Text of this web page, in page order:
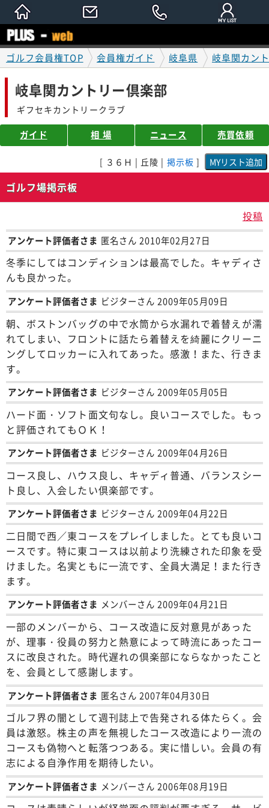
ゴルフ会員権TOP 会員権ガイド 岐阜県 岐阜関カン
岐阜関カントリー倶楽部
ギフセキカントリークラブ
ガイド 相 場 ニュース 売買依頼
[ ３６Ｈ | 丘陵 | 掲示板 ]
ゴルフ場掲示板
投稿
アンケート評価者さま 匿名さん 2010年02月27日
冬季にしてはコンディションは最高でした。キャディさ
んも良かった。
アンケート評価者さま ビジターさん 2009年05月09日
朝、ボストンバッグの中で水筒から水漏れで着替えが濡
れてしまい、フロントに話たら着替えを綺麗にクリーニ
ングしてロッカーに入れてあった。感激！また、行きま
す。
アンケート評価者さま ビジターさん 2009年05月05日
ハード面・ソフト面文句なし。良いコースでした。もっ
と評価されてもＯＫ！
アンケート評価者さま ビジターさん 2009年04月26日
コース良し、ハウス良し、キャディ普通、バランスシー
ト良し、入会したい倶楽部です。
アンケート評価者さま ビジターさん 2009年04月22日
二日間で西／東コースをプレイしました。とても良いコ
ースです。特に東コースは以前より洗練された印象を受
けました。名実ともに一流です、全員大満足！また行き
ます。
アンケート評価者さま メンバーさん 2009年04月21日
一部のメンバーから、コース改造に反対意見があった
が、理事・役員の努力と熱意によって時流にあったコー
スに改良された。時代遅れの倶楽部にならなかったこと
を、会員として感謝します。
アンケート評価者さま 匿名さん 2007年04月30日
ゴルフ界の闇として週刊誌上で告発される体たらく。会
員は激怒。株主の声を無視したコース改造により一流の
コースも偽物へと転落つつある。実に惜しい。会員の有
志による自浄作用を期待したい。
アンケート評価者さま メンバーさん 2006年08月19日